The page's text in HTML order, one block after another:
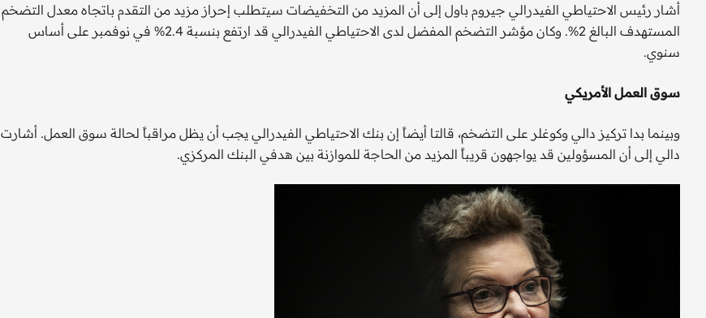
أشار رئيس الاحتياطي الفيدرالي جيروم باول إلى أن المزيد من التخفيضات سيتطلب إحراز مزيد من التقدم باتجاه معدل التضخم
المستهدف البالغ 2%. وكان مؤشر التضخم المفضل لدى الاحتياطي الفيدرالي قد ارتفع بنسبة 2.4% في نوفمبر على أساس
سنوي.
سوق العمل الأمريكي
وبينما بدا تركيز دالي وكوغلر على التضخم، قالتا أيضاً إن بنك الاحتياطي الفيدرالي يجب أن يظل مراقباً لحالة سوق العمل. أشارت
دالي إلى أن المسؤولين قد يواجهون قريباً المزيد من الحاجة للموازنة بين هدفي البنك المركزي.